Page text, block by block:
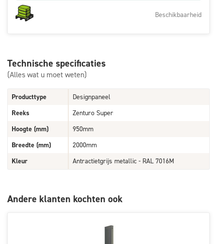
Beschikbaarheid
Technische specificaties
(Alles wat u moet weten)
Producttype
Designpaneel
Reeks
Zenturo Super
Hoogte (mm)
950mm
Breedte (mm)
2000mm
Kleur
Antractietgrijs metallic - RAL 7016M
Andere klanten kochten ook